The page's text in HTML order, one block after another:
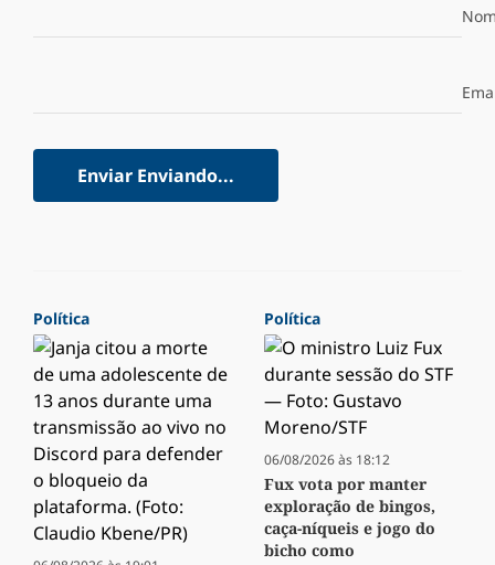
Enviar Enviando...
Política Política
06/08/2026 às 18:12
Fux vota por manter
exploração de bingos,
caça-níqueis e jogo do
bicho como